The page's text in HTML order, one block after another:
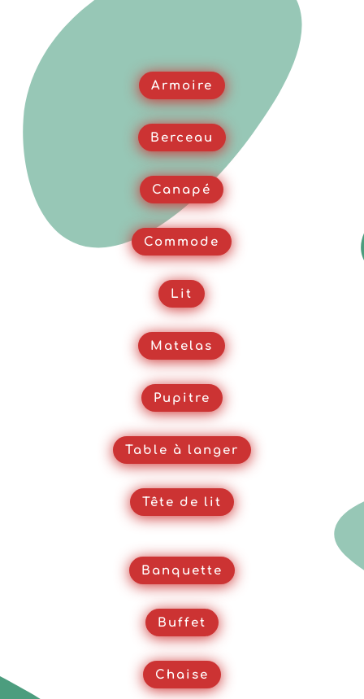
Armoire
Berceau
Canapé
Commode
Lit
Matelas
Pupitre
Table à langer
Tête de lit
Banquette
Buffet
Chaise